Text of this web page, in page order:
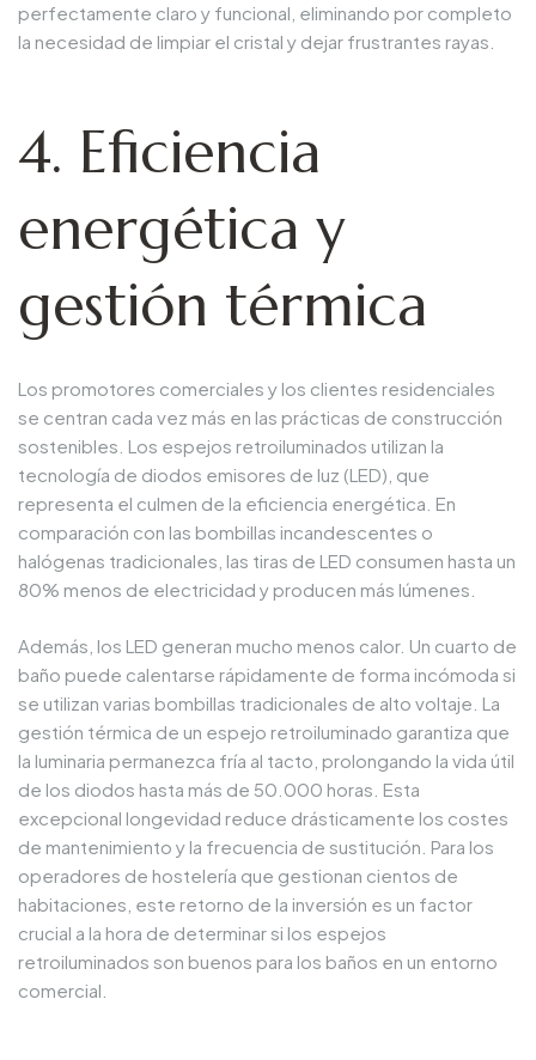
perfectamente claro y funcional, eliminando por completo
la necesidad de limpiar el cristal y dejar frustrantes rayas.
4. Eficiencia
energética y
gestión térmica
Los promotores comerciales y los clientes residenciales
se centran cada vez más en las prácticas de construcción
sostenibles. Los espejos retroiluminados utilizan la
tecnología de diodos emisores de luz (LED), que
representa el culmen de la eficiencia energética. En
comparación con las bombillas incandescentes o
halógenas tradicionales, las tiras de LED consumen hasta un
80% menos de electricidad y producen más lúmenes.
Además, los LED generan mucho menos calor. Un cuarto de
baño puede calentarse rápidamente de forma incómoda si
se utilizan varias bombillas tradicionales de alto voltaje. La
gestión térmica de un espejo retroiluminado garantiza que
la luminaria permanezca fría al tacto, prolongando la vida útil
de los diodos hasta más de 50.000 horas. Esta
excepcional longevidad reduce drásticamente los costes
de mantenimiento y la frecuencia de sustitución. Para los
operadores de hostelería que gestionan cientos de
habitaciones, este retorno de la inversión es un factor
crucial a la hora de determinar si los espejos
retroiluminados son buenos para los baños en un entorno
comercial.